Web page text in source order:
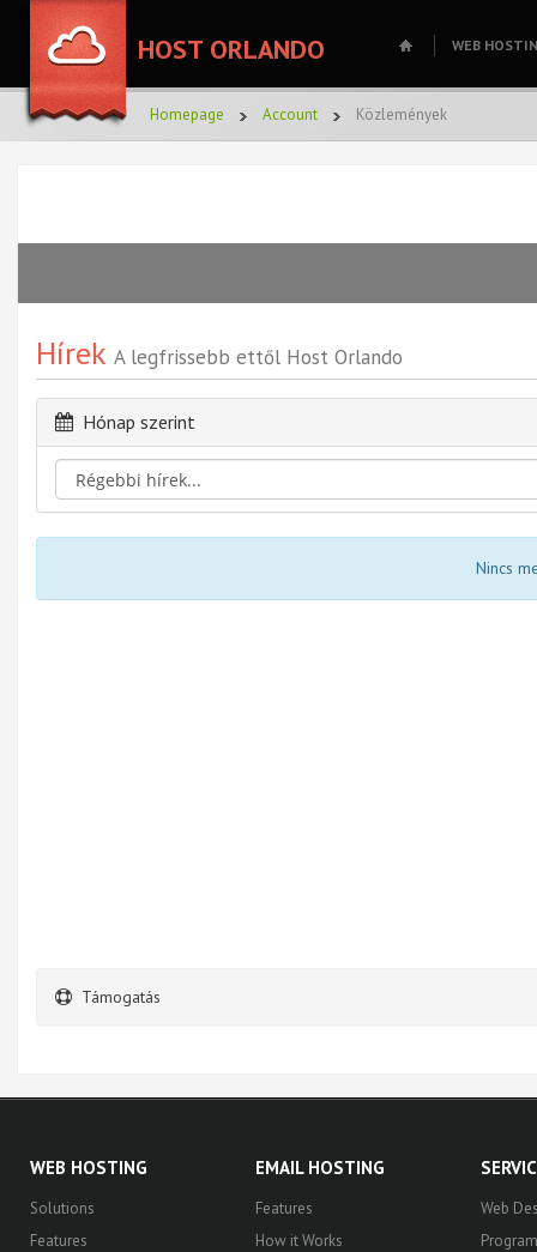
HOST ORLANDO WEB
Homepage Account Közlemények
Hírek A legfrissebb ettől Host Orlando
Hónap szerint
Nincs
Támogatás
WEB HOSTING
Solutions
Features
EMAIL HOSTING
Features
How it Works
Web